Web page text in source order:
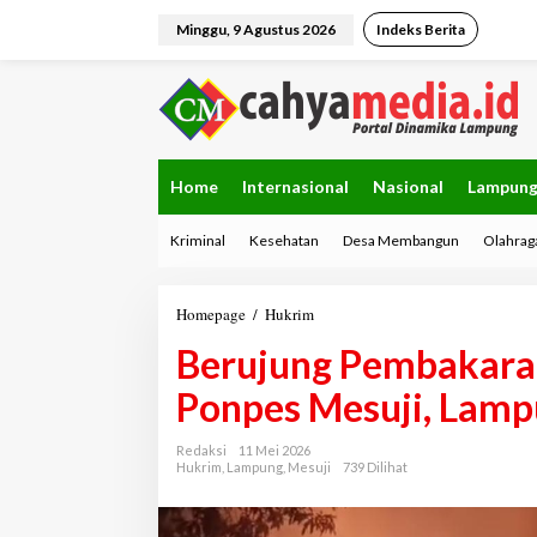
Minggu, 9 Agustus 2026 Indeks Berita
Home Internasional Nasional Lampung
Kriminal Kesehatan Desa Membangun
Homepage / Hukrim
r
u
j
u
g
e
m
Berujung
Ponpes Mesuji,
Redaksi
11 Mei 2026
Hukrim Lampung Mesuji 739 Dilihat